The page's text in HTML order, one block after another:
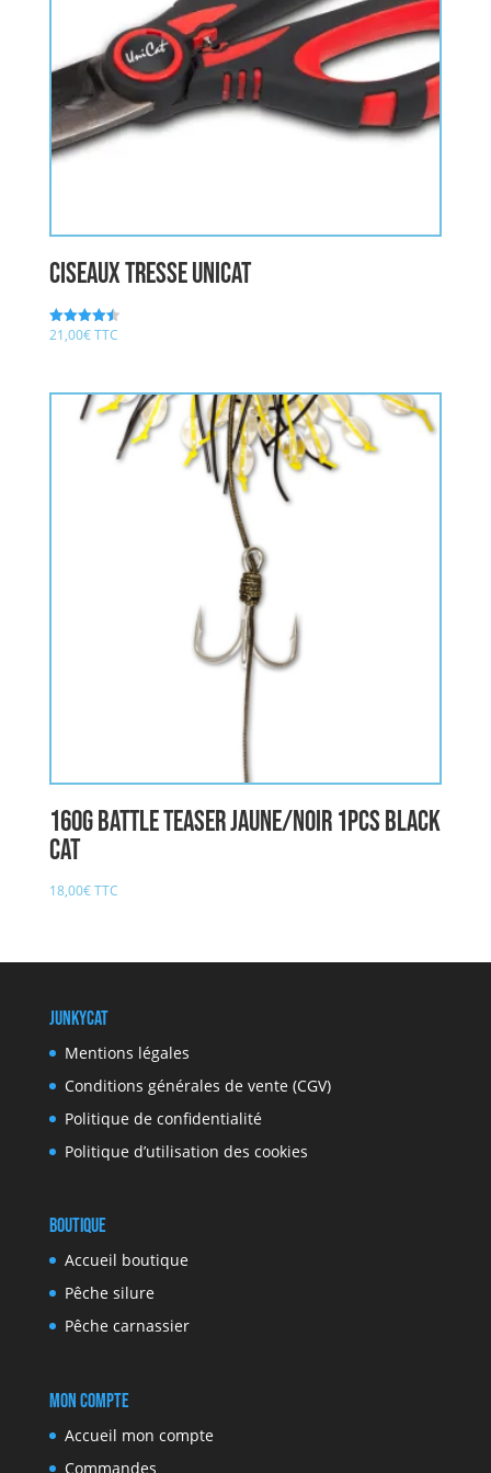
ciseaux tresse UNICAT
Note
21,00€TTC
160g Battle Teaser jaune/noir 1pcs BLACK
CAT
18,00€TTC
JunkyCat
Mentions légales
Conditions générales de vente (CGV)
Politique de confidentialité
Politique d’utilisation des cookies
Boutique
Accueil boutique
Pêche silure
Pêche carnassier
Mon compte
Accueil mon compte
Commandes